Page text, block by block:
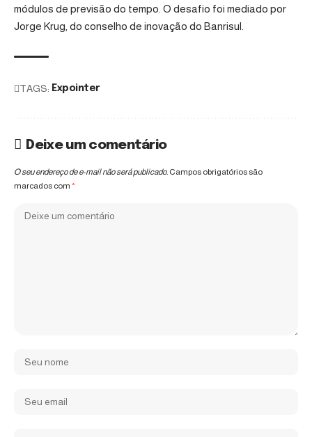
módulos de previsão do tempo. O desafio foi mediado por
Jorge Krug, do conselho de inovação do Banrisul.
TAGS: Expointer
Deixe um comentário
O seu endereço de e-mail não será publicado. Campos obrigatórios são
marcados com *